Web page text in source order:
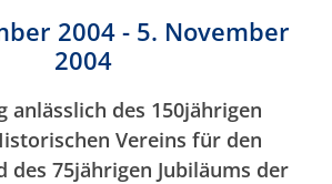
2004 - 5. November
2004
anlässlich des 150jährigen
Vereins für den
des 75jährigen Jubiläums der